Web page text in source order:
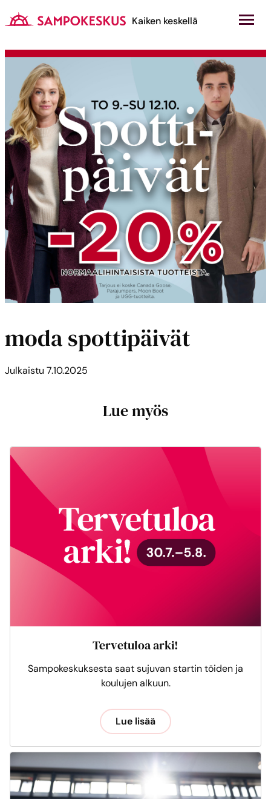
sisältöön
Kauppakeskus Sampokeskus
Kaiken keskellä
moda spottipäivät
Julkaistu 7.10.2025
Lue myös
Tervetuloa arki!
Sampokeskuksesta saat sujuvan startin töiden ja
koulujen alkuun.
Lue lisää